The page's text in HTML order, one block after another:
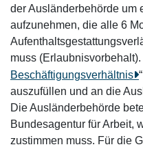
der Ausländerbehörde um
aufzunehmen, die alle 6
muss (Erlaubnisvorbehalt).
Beschäftigungsverhältnis
auszufüllen und an die
Die Ausländerbehörde
Bundesagentur für Arbeit,
zustimmen muss. Für die